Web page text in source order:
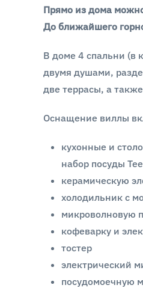
Прямо из дома
До ближайшего
В доме 4 спальни (в
двумя душами,
две террасы, а
Оснащение виллы
кухонные и
набор посуды
керамическую
холодильник с
микроволновую
кофеварку и
тостер
электрический
посудомоечную